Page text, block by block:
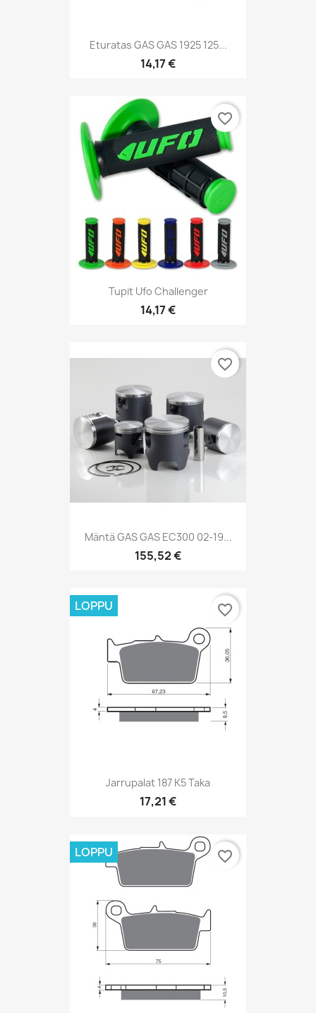
Eturatas GAS GAS 1925 125...
14,17 €
Tupit Ufo Challenger
14,17 €
favorite_border
Mäntä GAS GAS EC300 02-19...
155,52 €
favorite_border
Jarrupalat 187 K5 Taka
17,21 €
LOPPU favorite_border
LOPPU favorite_border